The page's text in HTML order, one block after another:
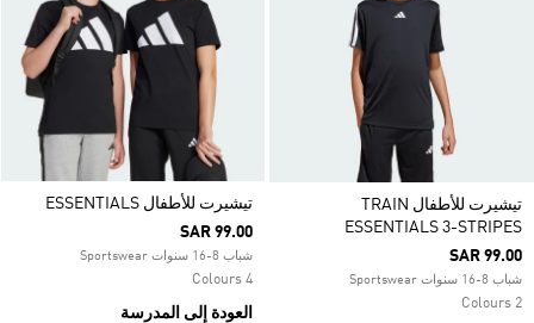
تيشيرت للأطفال TRAIN
ESSENTIALS 3-STRIPES
SAR 99.00
شباب 8-16 سنوات Sportswear
2 Colours
تيشيرت للأطفال ESSENTIALS
SAR 99.00
شباب 8-16 سنوات Sportswear
4 Colours
العودة إلى المدرسة